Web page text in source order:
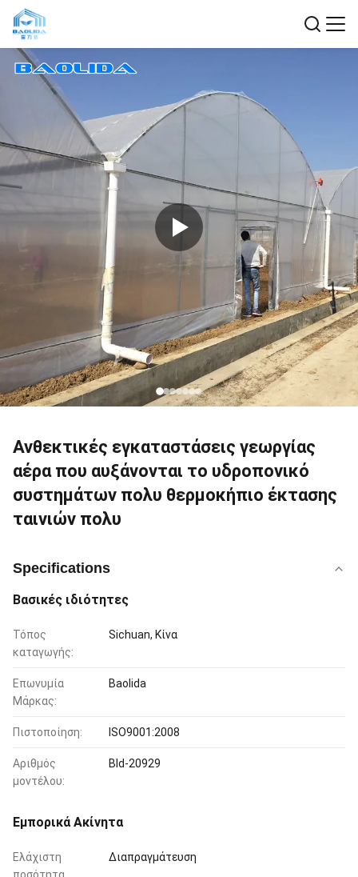
Ανθεκτικές εγκαταστάσεις γεωργίας
αέρα που αυξάνονται το υδροπονικό
συστημάτων πολυ θερμοκήπιο έκτασης
ταινιών πολυ
Specifications
Βασικές ιδιότητες
Τόπος
καταγωγής:
Sichuan, Κίνα
Επωνυμία
Μάρκας:
Baolida
Πιστοποίηση: ISO9001:2008
Αριθμός
μοντέλου:
Bld-20929
Εμπορικά Ακίνητα
Ελάχιστη
Διαπραγμάτευση